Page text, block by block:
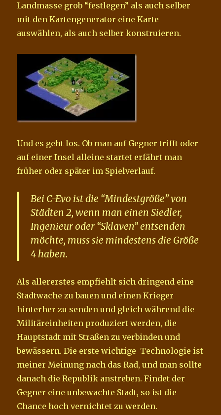
Landmasse grob “festlegen” als auch selber
mit den Kartengenerator eine Karte
auswählen, als auch selber konstruieren.
Und es geht los. Ob man auf Gegner trifft oder
auf einer Insel alleine startet erfährt man
früher oder später im Spielverlauf.
Bei C-Evo ist die “Mindestgröße” von
Städten 2, wenn man einen Siedler,
Ingenieur oder “Sklaven” entsenden
möchte, muss sie mindestens die Größe
4 haben.
Als allererstes empfiehlt sich dringend eine
Stadtwache zu bauen und einen Krieger
hinterher zu senden und gleich während die
Militäreinheiten produziert werden, die
Hauptstadt mit Straßen zu verbinden und
bewässern. Die erste wichtige Technologie ist
meiner Meinung nach das Rad, und man sollte
danach die Republik anstreben. Findet der
Gegner eine unbewachte Stadt, so ist die
Chance hoch vernichtet zu werden.